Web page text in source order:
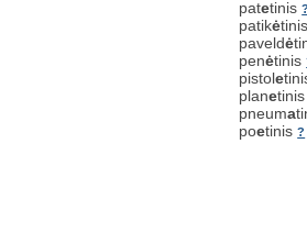
patetinis?
patikė
paveldė
penėtinis
pistole
plane
pneuma
poetinis?